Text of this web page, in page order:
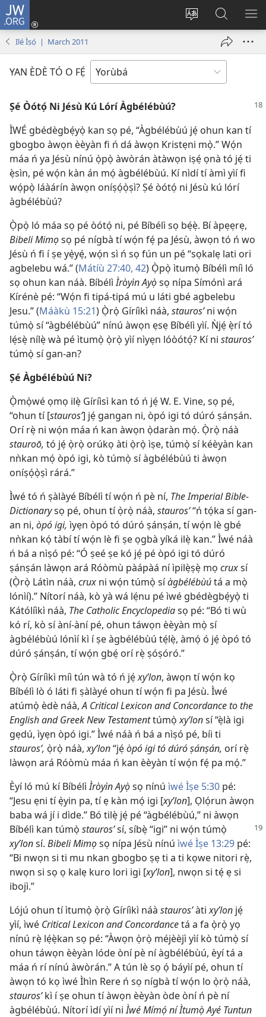
JW.ORG
Yí
pa
Wọlé
(opens
Wa
JW.ORG
Ilé Ìṣọ́ | March 2011
YAN ÈDÈ TÓ O FẸ́
Ṣé Òótọ́ Ni Jésù Kú Lórí Àgbélébùú?
ÌWÉ gbédègbẹ́yọ̀ kan sọ pé, “Àgbélébùú jẹ́ ohun kan tí
gbogbo àwọn èèyàn fi ń dá àwọn Kristẹni mọ̀.” Wọ́n
máa ń ya Jésù nínú ọ̀pọ̀ àwòrán àtàwọn iṣẹ́ ọnà tó jẹ́ ti
ẹ̀sìn, pé wọ́n kàn án mọ́ àgbélébùú. Kí nìdí tí àmì yìí fi
wọ́pọ̀ láàárín àwọn oníṣọ́ọ̀ṣì? Ṣé òótọ́ ni Jésù kú lórí
àgbélébùú?
Ọ̀pọ̀ ló máa sọ pé òótọ́ ni, pé Bíbélì sọ bẹ́ẹ̀. Bí àpẹẹrẹ,
Bibeli Mimọsọ pé nígbà tí wọ́n fẹ́ pa Jésù, àwọn tó ń wo
Jésù ń fi í ṣe yẹ̀yẹ́, wọ́n sì ń sọ fún un pé “sọkalẹ lati ori
agbelebu wá.” (Mátíù 27:40, 42) Ọ̀pọ̀ ìtumọ̀ Bíbélì míì ló
sọ ohun kan náà. BíbélìÌròyìn Ayọ̀sọ nípa Símónì ará
Kírénè pé: “Wọ́n fi tipá-tipá mú u láti gbé agbelebu
Jesu.” (Máàkù 15:21) Ọ̀rọ̀ Gíríìkì náà, staurosʹni wọ́n
túmọ̀ sí “àgbélébùú” nínú àwọn ẹsẹ Bíbélì yìí. Ǹjẹ́ ẹ̀rí tó
lẹ́sẹ̀ nílẹ̀ wà pé ìtumọ̀ ọ̀rọ̀ yìí nìyẹn lóòótọ́? Kí ni staurosʹ
túmọ̀ sí gan-an?
Ṣé Àgbélébùú Ni?
Ọ̀mọ̀wé ọmọ ilẹ̀ Gíríìsì kan tó ń jẹ́ W. E. Vine, sọ pé,
“ohun tí [staurosʹ] jẹ́ gangan ni, òpó igi tó dúró ṣánṣán.
Orí rẹ̀ ni wọ́n máa ń kan àwọn ọ̀daràn mọ́. Ọ̀rọ̀ náà
stauroō, tó jẹ́ ọ̀rọ̀ orúkọ àti ọ̀rọ̀ ìṣe, túmọ̀ sí kéèyàn kan
nǹkan mọ́ òpó igi, kò túmọ̀ sí àgbélébùú ti àwọn
oníṣọ́ọ̀ṣì rárá.”
Ìwé tó ń ṣàlàyé Bíbélì tí wọ́n ń pè ní, The Imperial Bible-
Dictionarysọ pé, ohun tí ọ̀rọ̀ náà, staurosʹ“ń tọ́ka sí gan-
an ni, òpó igi, ìyẹn òpó tó dúró ṣánṣán, tí wọ́n lè gbé
nǹkan kọ́ tàbí tí wọ́n lè fi ṣe ọgbà yíká ilẹ̀ kan.” Ìwé náà
ń bá a nìṣó pé: “Ó ṣeé ṣe kó jẹ́ pé òpó igi tó dúró
ṣánṣán làwọn ará Róòmù pàápàá ní ìpilẹ̀ṣẹ̀ mọ cruxsí
(Ọ̀rọ̀ Látìn náà, crux ni wọ́n túmọ̀ síàgbélébùútá a mọ̀
lónìí).” Nítorí náà, kò yà wá lẹ́nu pé ìwé gbédègbẹ́yọ̀ ti
Kátólíìkì náà, The Catholic Encyclopediasọ pé: “Bó ti wù
kó rí, kò sí àní-àní pé, ohun táwọn èèyàn mọ̀ sí
àgbélébùú lónìí kì í ṣe àgbélébùú tẹ́lẹ̀, àmọ́ ó jẹ́ òpó tó
dúró ṣánṣán, tí wọ́n gbẹ́ orí rẹ̀ ṣóṣóró.”
Ọ̀rọ̀ Gíríìkì míì tún wà tó ń jẹ́xyʹlon, àwọn tí wọ́n kọ
Bíbélì lò ó láti fi ṣàlàyé ohun tí wọ́n fi pa Jésù. Ìwé
atúmọ̀ èdè náà,A Critical Lexicon and Concordance to the
English and Greek New Testamenttúmọ̀xyʹlonsí “ẹ̀là igi
gẹdú, ìyẹn òpó igi.” Ìwé náà ń bá a nìṣó pé, bíi ti
staurosʹ, ọ̀rọ̀ náà,xyʹlon“jẹ́òpó igi tó dúró ṣánṣán, orí rẹ̀
làwọn ará Róòmù máa ń kan èèyàn tí wọ́n fẹ́ pa mọ́.”
Èyí ló mú kí BíbélìÌròyìn Ayọ̀sọ nínú ìwé Ìṣe 5:30 pé:
“Jesu ẹni tí ẹ̀yin pa, tí ẹ kàn mọ́ igi [xyʹlon], Ọlọ́run àwọn
baba wá jí i dìde.” Bó tilẹ̀ jẹ́ pé “àgbélébùú,” ni àwọn
Bíbélì kan túmọ̀ staurosʹsí, síbẹ̀ “igi” ni wọ́n túmọ̀
xyʹlonsí. Bibeli Mimọsọ nípa Jésù nínú ìwé Ìṣe 13:29 pé:
“Bi nwọn si ti mu nkan gbogbo ṣẹ ti a ti kọwe nitori rẹ̀,
nwọn si sọ ọ kalẹ kuro lori igi [xyʹlon], nwọn si tẹ́ ẹ si
ibojì.”
Lójú ohun tí ìtumọ̀ ọ̀rọ̀ Gíríìkì náà staurosʹàtixyʹlon jẹ́
yìí, ìwé Critical Lexicon and Concordancetá a fa ọ̀rọ̀ yọ
nínú rẹ̀ lẹ́ẹ̀kan sọ pé: “Àwọn ọ̀rọ̀ méjèèjì yìí kò túmọ̀ sí
ohun táwọn èèyàn lóde òní pè ní àgbélébùú, èyí tá a
máa ń rí nínú àwòrán.” A tún lè sọ ọ́ báyìí pé, ohun tí
àwọn tó kọ ìwé Ìhìn Rere ń sọ nígbà tí wọ́n lo ọ̀rọ̀ náà,
staurosʹkì í ṣe ohun tí àwọn èèyàn òde òní ń pè ní
àgbélébùú. Nítorí ìdí yìí niÌwé Mímọ́ ní Ìtumọ̀ Ayé Tuntun